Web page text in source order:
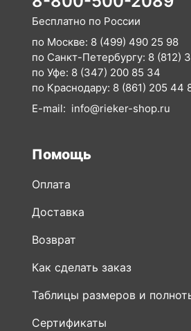
Бесплатно по России
по Москве: 8 (499) 490 25 98
по Санкт-Петербургу: 8 (812)
по Уфе: 8 (347) 200 85 34
по Краснодару: 8 (861) 205 44
E-mail: info@rieker-shop.ru
Помощь
Оплата
Доставка
Возврат
Как сделать заказ
Таблицы размеров и
Сертификаты